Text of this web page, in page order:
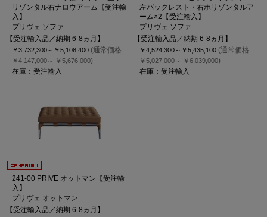
リゾンタル右ナロウアーム【受注輸
入】
プリヴェ ソファ
【受注輸入品／納期 6-8ヵ月】
￥3,732,300～ ￥5,108,400 (通常価格
￥4,147,000～ ￥5,676,000)
在庫：受注輸入
左バックレスト・右ホリゾンタルア
ーム×2【受注輸入】
プリヴェ ソファ
【受注輸入品／納期 6-8ヵ月】
￥4,524,300～ ￥5,435,100 (通常価格
￥5,027,000～ ￥6,039,000)
在庫：受注輸入
241-00 PRIVE オットマン【受注輸
入】
プリヴェ オットマン
【受注輸入品／納期 6-8ヵ月】